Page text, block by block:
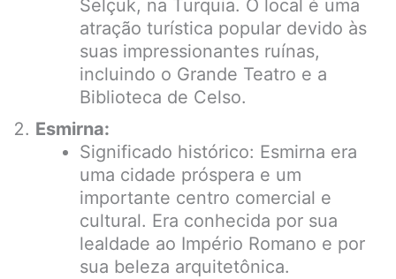
Selçuk, na Turquia. O local é uma
atração turística popular devido às
suas impressionantes ruínas,
incluindo o Grande Teatro e a
Biblioteca de Celso.
Esmirna:
Significado histórico: Esmirna era
uma cidade próspera e um
importante centro comercial e
cultural. Era conhecida por sua
lealdade ao Império Romano e por
sua beleza arquitetônica.